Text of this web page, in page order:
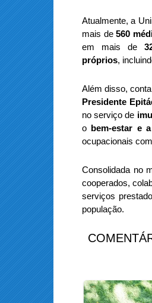
Atualmente, a
mais de560
em mais de
próprios,
Além disso,
Presidente
no serviço de
o bem-estar e
ocupacionais
Consolidada no
cooperados,
serviços
população.